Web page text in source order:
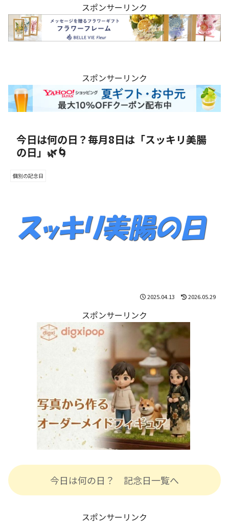
スポンサーリンク
スポンサーリンク
今日は何の日？毎月8日は「スッキリ美腸
の日」🌿🌀
個別の記念日
2025.04.13 2026.05.29
スポンサーリンク
今日は何の日？ 記念日一覧へ
スポンサーリンク